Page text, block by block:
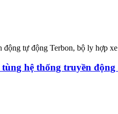
hệ thống truyền